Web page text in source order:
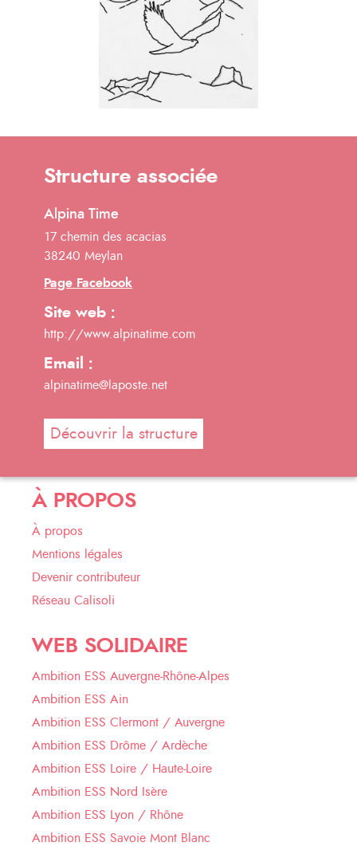
Structure associée
Alpina Time
17 chemin des acacias
38240 Meylan
Page Facebook
Site web :
http://www.alpinatime.com
Email :
alpinatime@laposte.net
Découvrir la structure
À PROPOS
À propos
Mentions légales
Devenir contributeur
Réseau Calisoli
WEB SOLIDAIRE
Ambition ESS Auvergne-Rhône-Alpes
Ambition ESS Ain
Ambition ESS Clermont / Auvergne
Ambition ESS Drôme / Ardèche
Ambition ESS Loire / Haute-Loire
Ambition ESS Nord Isère
Ambition ESS Lyon / Rhône
Ambition ESS Savoie Mont Blanc